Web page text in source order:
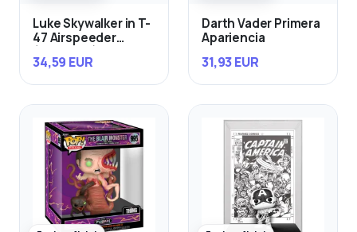
Luke Skywalker in T-
47 Airspeeder
34,59 EUR
Darth Vader Primera
Apariencia
31,93 EUR